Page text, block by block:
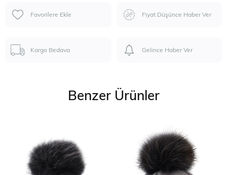
Favorilere Ekle Fiyat Düşünce Haber Ver
Kargo Bedava Gelince Haber Ver
Benzer Ürünler